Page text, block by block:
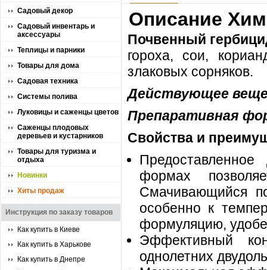
Садовый декор
Садовый инвентарь и
аксессуары
Теплицы и парники
Товары для дома
Садовая техника
Системы полива
Луковицы и саженцы цветов
Саженцы плодовых
деревьев и кустарников
Товары для туризма и
отдыха
Новинки
Хиты продаж
Инструкция по заказу товаров
Как купить в Киеве
Как купить в Харькове
Как купить в Днепре
Описание
Почвенный
гороха, сои,
злаковых сорняков.
Действующее
Препаративная
Свойства и
формах
Смачивающийся
особенно к
формуляцию,
Эффективный
однолетних